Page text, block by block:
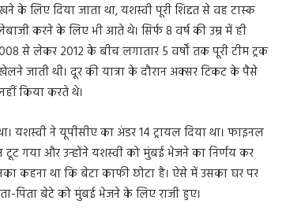
लिए दिया जाता था, यशस्वी पूरी शिद्दत से वह टास्क
करने के लिए भी आते थे। सिर्फ 8 वर्ष की उम्र में ही
से लेकर 2012 के बीच लगातार 5 वर्षों तक पूरी टीम ट्रक
जाती थी। दूर की यात्रा के दौरान अक्सर टिकट के पैसे
किया करते थे।
यशस्वी ने यूपीसीए का अंडर 14 ट्रायल दिया था। फाइनल
गया और उन्होंने यशस्वी को मुंबई भेजने का निर्णय कर
कहना था कि बेटा काफी छोटा है। ऐसे में उसका घर पर
पिता बेटे को मुंबई भेजने के लिए राजी हुए।